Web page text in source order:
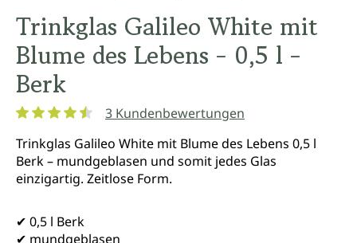
Trinkglas Galileo White mit
Blume des Lebens - 0,5 l -
Berk
3 Kundenbewertungen
Trinkglas Galileo White mit Blume des Lebens 0,5 l
Berk – mundgeblasen und somit jedes Glas
einzigartig. Zeitlose Form.
✔ 0,5 l Berk
✔ mundgeblasen